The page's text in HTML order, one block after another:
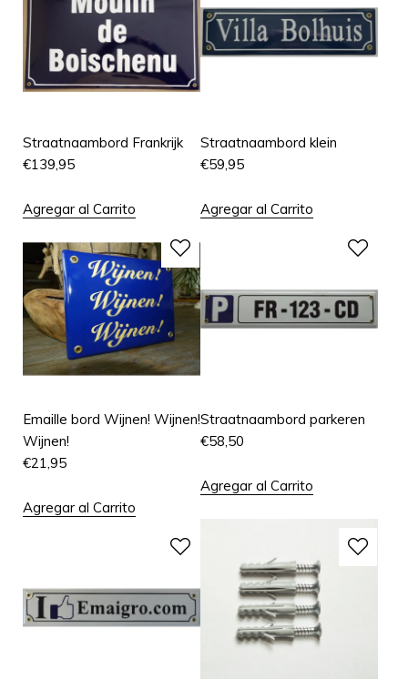
Straatnaambord Frankrijk
€139,95
Agregar al Carrito
Straatnaambord klein
€59,95
Agregar al Carrito
Emaille bord Wijnen! Wijnen!
Wijnen!
€21,95
Agregar al Carrito
Straatnaambord parkeren
€58,50
Agregar al Carrito